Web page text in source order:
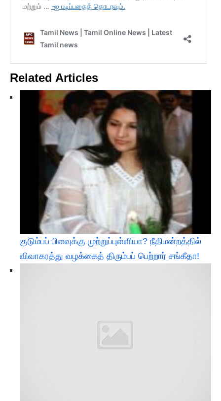
Related Articles
குடும்பப் பிளவுக்கு முற்றுப்புள்ளியா? நீதிமன்றத்தில்
விவாகரத்து வழக்கைத் திரும்பப் பெற்றார் சங்கீதா!